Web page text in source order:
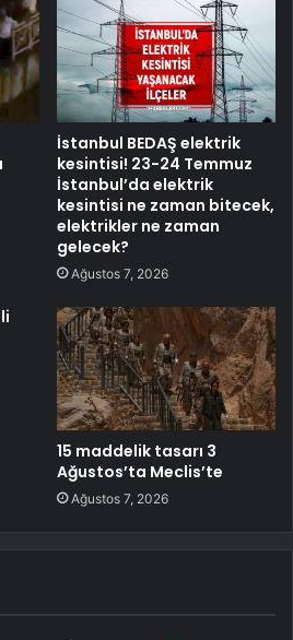
İstanbul BEDAŞ elektrik
kesintisi! 23-24 Temmuz
İstanbul’da elektrik
kesintisi ne zaman bitecek,
elektrikler ne zaman
gelecek?
Ağustos 7, 2026
15 maddelik tasarı 3
Ağustos’ta Meclis’te
Ağustos 7, 2026